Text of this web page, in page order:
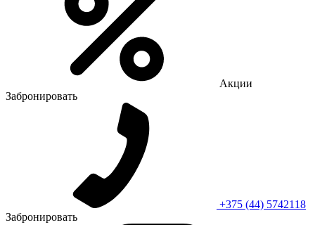
Акции
Забронировать
+375 (44) 5742118
Забронировать